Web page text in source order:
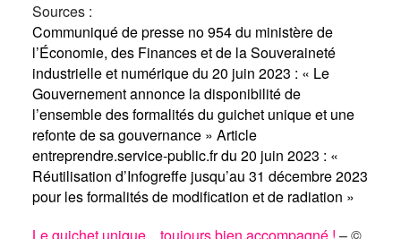
Sources :
Communiqué de presse no 954 du ministère de
l’Économie, des Finances et de la Souveraineté
industrielle et numérique du 20 juin 2023 : « Le
Gouvernement annonce la disponibilité de
l’ensemble des formalités du guichet unique et une
refonte de sa gouvernance » Article
entreprendre.service-public.fr du 20 juin 2023 : «
Réutilisation d’Infogreffe jusqu’au 31 décembre 2023
pour les formalités de modification et de radiation »